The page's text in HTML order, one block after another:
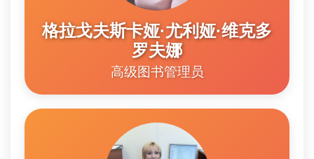
格拉戈夫斯卡娅·尤利娅·维克多
罗夫娜
高级图书管理员